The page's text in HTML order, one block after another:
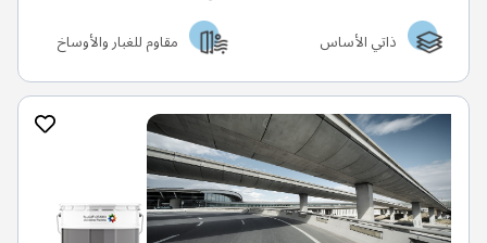
ذاتي الأساس
مقاوم للغبار والأوساخ